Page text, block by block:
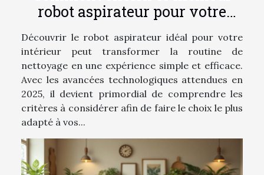
robot aspirateur pour votre
maison en 2025
Découvrir le robot aspirateur idéal pour votre
intérieur peut transformer la routine de
nettoyage en une expérience simple et efficace.
Avec les avancées technologiques attendues en
2025, il devient primordial de comprendre les
critères à considérer afin de faire le choix le plus
adapté à vos...